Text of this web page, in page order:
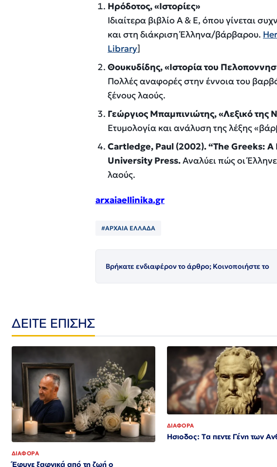
Ηρόδοτος, «Ιστορίες»
Ιδιαίτερα βιβλίο Α & Ε, όπου γίνεται
και στη διάκριση Έλληνα/βάρβαρου.
Library]
Θουκυδίδης, «Ιστορία του
Πολλές αναφορές στην έννοια του
ξένους λαούς.
Γεώργιος Μπαμπινιώτης, «Λεξικό της
Ετυμολογία και ανάλυση της λέξης
Cartledge, Paul (2002). “The Greeks:
University Press.Αναλύει πώς οι
λαούς.
arxaiaellinika.gr
#ΑΡΧΑΙΑ ΕΛΛΑΔΑ
Βρήκατε ενδιαφέρον το άρθρο; Κοινοποιήστε το
ΔΕΙΤΕ ΕΠΙΣΗΣ
ΔΙΑΦΟΡΑ
Έφυγε ξαφνικά από τη ζωή ο
ΔΙΑΦΟΡΑ
Ησιοδος: Τα πεντε Γένη των